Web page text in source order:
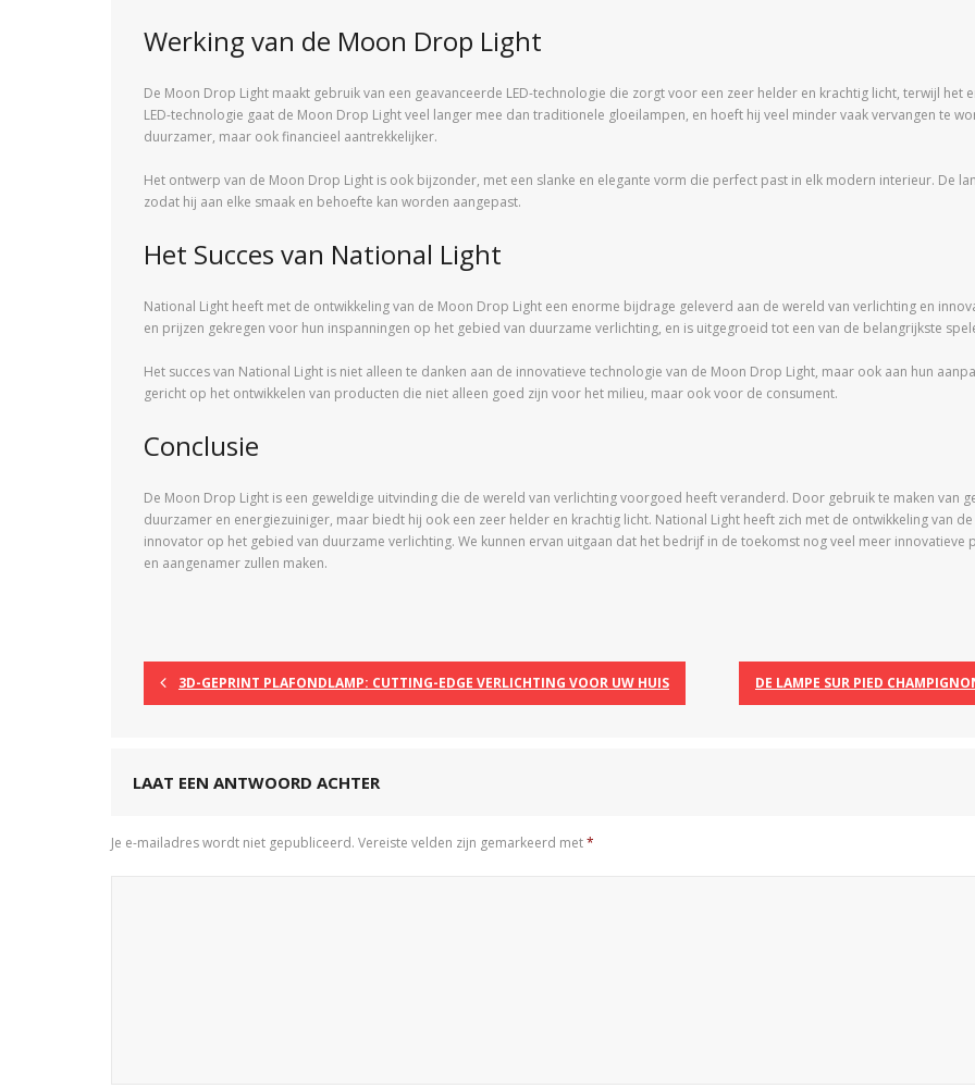
Werking van de Moon Drop Light
De Moon Drop Light maakt gebruik van een geavanceerde LED-technologie die zorgt voor een zeer helder en krachtig licht, terwijl
LED-technologie gaat de Moon Drop Light veel langer mee dan traditionele gloeilampen, en hoeft hij veel minder vaak vervangen te
duurzamer, maar ook financieel aantrekkelijker.
Het ontwerp van de Moon Drop Light is ook bijzonder, met een slanke en elegante vorm die perfect past in elk modern interieur. De
zodat hij aan elke smaak en behoefte kan worden aangepast.
Het Succes van National Light
National Light heeft met de ontwikkeling van de Moon Drop Light een enorme bijdrage geleverd aan de wereld van verlichting en
en prijzen gekregen voor hun inspanningen op het gebied van duurzame verlichting, en is uitgegroeid tot een van de belangrijkste
Het succes van National Light is niet alleen te danken aan de innovatieve technologie van de Moon Drop Light, maar ook aan hun
gericht op het ontwikkelen van producten die niet alleen goed zijn voor het milieu, maar ook voor de consument.
Conclusie
De Moon Drop Light is een geweldige uitvinding die de wereld van verlichting voorgoed heeft veranderd. Door gebruik te maken van
duurzamer en energiezuiniger, maar biedt hij ook een zeer helder en krachtig licht. National Light heeft zich met de ontwikkeling van
innovator op het gebied van duurzame verlichting. We kunnen ervan uitgaan dat het bedrijf in de toekomst nog veel meer
en aangenamer zullen maken.
3D-GEPRINT PLAFONDLAMP: CUTTING-EDGE VERLICHTING VOOR UW HUIS DE LAMPE SUR PIED
LAAT EEN ANTWOORD ACHTER
Je e-mailadres wordt niet gepubliceerd. Vereiste velden zijn gemarkeerd met*